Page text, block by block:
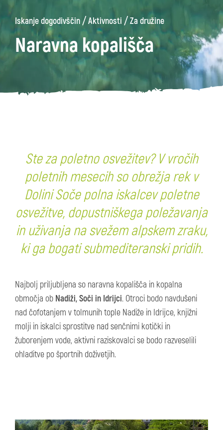
Iskanje dogodivščin/Aktivnosti /Za družine
Naravna kopališča
Ste za poletno osvežitev? V vročih
poletnih mesecih so obrežja rek v
Dolini Soče polna iskalcev poletne
osvežitve, dopustniškega poležavanja
in uživanja na svežem alpskem zraku,
ki ga bogati submediteranski pridih.
Najbolj priljubljena so naravna kopališča in kopalna
območja ob Nadiži, Soči in Idrijci. Otroci bodo navdušeni
nad čofotanjem v tolmunih tople Nadiže in Idrijce, knjižni
molji in iskalci sprostitve nad senčnimi kotički in
žuborenjem vode, aktivni raziskovalci se bodo razveselili
ohladitve po športnih doživetjih.